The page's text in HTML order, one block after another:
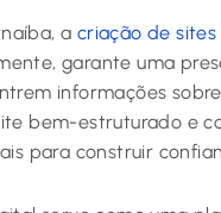
a criação de sites
garante uma
informações
bem-estruturado e
para construir